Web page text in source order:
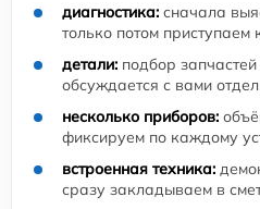
диагностика: сначала
только потом приступаем
детали: подбор
обсуждается с вами
несколько приборов:
фиксируем по каждому
встроенная техника:
сразу закладываем в